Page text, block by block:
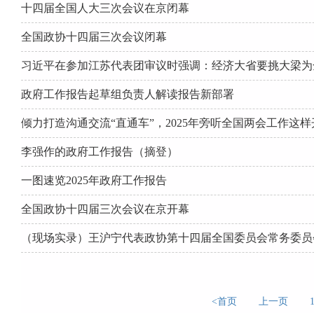
十四届全国人大三次会议在京闭幕
全国政协十四届三次会议闭幕
习近平在参加江苏代表团审议时强调：经济大省要挑大梁
政府工作报告起草组负责人解读报告新部署
倾力打造沟通交流“直通车”，2025年旁听全国两会工作这样
李强作的政府工作报告（摘登）
一图速览2025年政府工作报告
全国政协十四届三次会议在京开幕
（现场实录）王沪宁代表政协第十四届全国委员会常务委
<首页 上一页 1